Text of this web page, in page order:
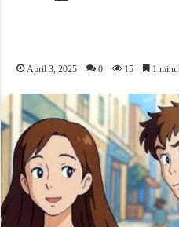
April 3, 2025 0 15 1